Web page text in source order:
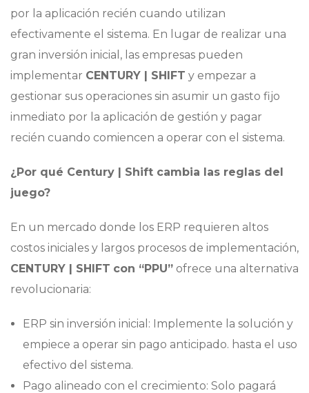
por la aplicación recién cuando utilizan
efectivamente el sistema. En lugar de realizar una
gran inversión inicial, las empresas pueden
implementar CENTURY | SHIFT y empezar a
gestionar sus operaciones sin asumir un gasto fijo
inmediato por la aplicación de gestión y pagar
recién cuando comiencen a operar con el sistema.
¿Por qué Century | Shift cambia las reglas del
juego?
En un mercado donde los ERP requieren altos
costos iniciales y largos procesos de implementación,
CENTURY | SHIFT con “PPU” ofrece una alternativa
revolucionaria:
ERP sin inversión inicial: Implemente la solución y
empiece a operar sin pago anticipado. hasta el uso
efectivo del sistema.
Pago alineado con el crecimiento: Solo pagará